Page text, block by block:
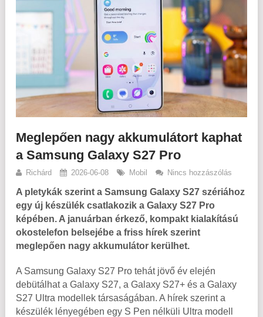
Meglepően nagy akkumulátort kaphat
a Samsung Galaxy S27 Pro
Richárd 2026-06-08 Mobil Nincs hozzászólás
A pletykák szerint a Samsung Galaxy S27 szériához
egy új készülék csatlakozik a Galaxy S27 Pro
képében. A januárban érkező, kompakt kialakítású
okostelefon belsejébe a friss hírek szerint
meglepően nagy akkumulátor kerülhet.
A Samsung Galaxy S27 Pro tehát jövő év elején
debütálhat a Galaxy S27, a Galaxy S27+ és a Galaxy
S27 Ultra modellek társaságában. A hírek szerint a
készülék lényegében egy S Pen nélküli Ultra modell